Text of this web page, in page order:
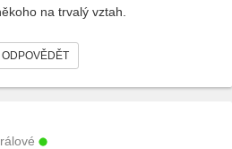
na trvalý vztah.
ODPOVĚDĚT